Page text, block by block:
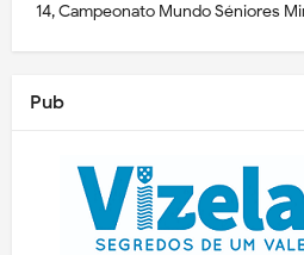
14, Campeonato Mundo Séniores
Pub